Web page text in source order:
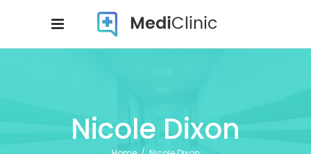
Nicole Dixon